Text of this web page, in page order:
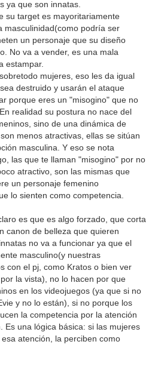
ya que son innatas.
su target es mayoritariamente
masculinidad(como podría ser
un personaje que su diseño
No va a vender, es una mala
estampar.
mujeres, eso les da igual
destruido y usarán el ataque
porque eres un "misogino" que no
realidad su postura no nace del
sino de una dinámica de
menos atractivas, ellas se sitúan
masculina. Y eso se nota
las que te llaman "misogino" por no
atractivo, son las mismas que
un personaje femenino
lo sienten como competencia.
es que es algo forzado, que corta
canon de belleza que quieren
no va a funcionar ya que el
masculino(y nuestras
con el pj, como Kratos o bien ver
la vista), no lo hacen por que
en los videojuegos (ya que si no
y no lo están), si no porque los
la competencia por la atención
Es una lógica básica: si las mujeres
atención, la perciben como